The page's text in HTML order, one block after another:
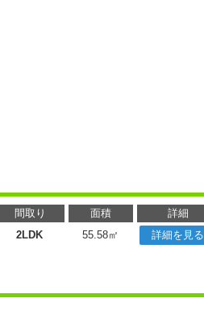
間取り 面積 詳細
2LDK 55.58㎡ 詳細を見る